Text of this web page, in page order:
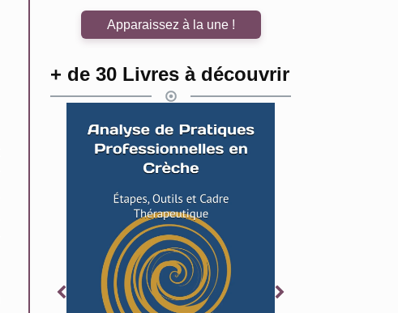
Apparaissez à la une !
+ de 30 Livres à découvrir